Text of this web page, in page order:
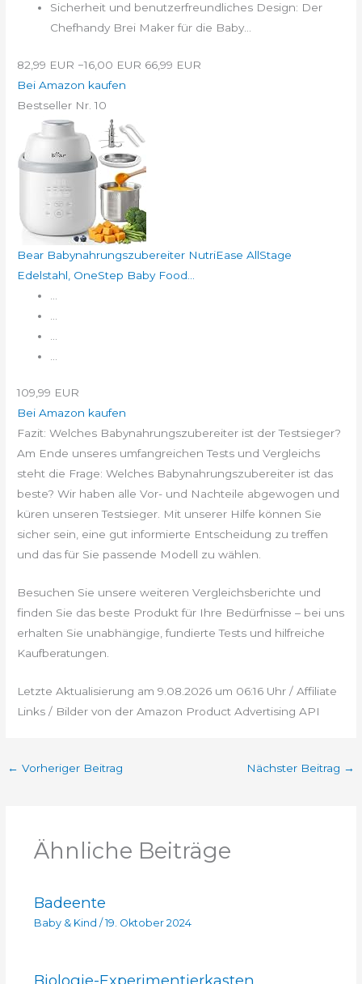
Sicherheit und benutzerfreundliches Design: Der
Chefhandy Brei Maker für die Baby...
82,99 EUR −16,00 EUR 66,99 EUR
Bei Amazon kaufen
Bestseller Nr. 10
Bear Babynahrungszubereiter NutriEase AllStage
Edelstahl, OneStep Baby Food...
109,99 EUR
Bei Amazon kaufen
Fazit: Welches Babynahrungszubereiter ist der Testsieger?
Am Ende unseres umfangreichen Tests und Vergleichs
steht die Frage: Welches Babynahrungszubereiter ist das
beste? Wir haben alle Vor- und Nachteile abgewogen und
küren unseren Testsieger. Mit unserer Hilfe können Sie
sicher sein, eine gut informierte Entscheidung zu treffen
und das für Sie passende Modell zu wählen.
Besuchen Sie unsere weiteren Vergleichsberichte und
finden Sie das beste Produkt für Ihre Bedürfnisse – bei uns
erhalten Sie unabhängige, fundierte Tests und hilfreiche
Kaufberatungen.
Letzte Aktualisierung am 9.08.2026 um 06:16 Uhr / Affiliate
Links / Bilder von der Amazon Product Advertising API
← Vorheriger Beitrag Nächster Beitrag →
Ähnliche Beiträge
Badeente
Baby & Kind / 19. Oktober 2024
Biologie-Experimentierkasten